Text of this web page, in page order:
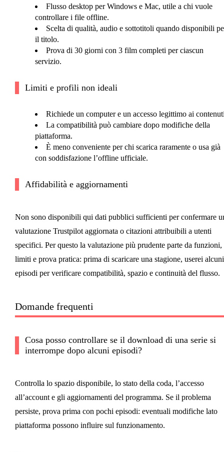
Flusso desktop per Windows e Mac, utile a chi vuole
controllare i file offline.
Scelta di qualità, audio e sottotitoli quando disponibili
il titolo.
Prova di 30 giorni con 3 film completi per ciascun
servizio.
Limiti e profili non ideali
Richiede un computer e un accesso legittimo ai
La compatibilità può cambiare dopo modifiche della
piattaforma.
È meno conveniente per chi scarica raramente o usa già
con soddisfazione l’offline ufficiale.
Affidabilità e aggiornamenti
Non sono disponibili qui dati pubblici sufficienti per confermare
valutazione Trustpilot aggiornata o citazioni attribuibili a utenti
specifici. Per questo la valutazione più prudente parte da funzioni,
limiti e prova pratica: prima di scaricare una stagione, userei alcuni
episodi per verificare compatibilità, spazio e continuità del flusso.
Domande frequenti
Cosa posso controllare se il download di una serie si
interrompe dopo alcuni episodi?
Controlla lo spazio disponibile, lo stato della coda, l’accesso
all’account e gli aggiornamenti del programma. Se il problema
persiste, prova prima con pochi episodi: eventuali modifiche lato
piattaforma possono influire sul funzionamento.